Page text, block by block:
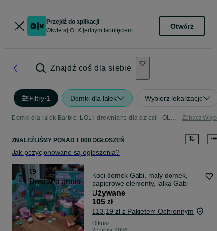
Przejdź do aplikacji
Otwieraj OLX jednym tapnięciem
Otwórz
Znajdź coś dla siebie
Filtry·1 Domki dla lalek Wybierz lokalizację
Domki dla lalek Barbie, LOL i drewniane dla dzieci - OLX.pl Zobacz
ZNALEŹLIŚMY PONAD 1 000 OGŁOSZEŃ
Jak pozycjonowane są ogłoszenia?
Dostawa gratis
Koci domek Gabi, mały domek,
papierowe elementy, lalka Gabi
Używane
105 zł
113,19 zł z Pakietem Ochronnym
Olkusz